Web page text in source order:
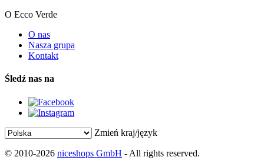
O Ecco Verde
O nas
Nasza grupa
Kontakt
Śledź nas na
Zmień kraj/język
© 2010-2026 niceshops GmbH - All rights reserved.